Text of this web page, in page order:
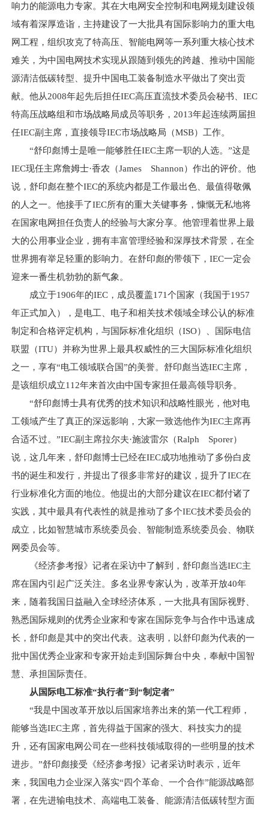
响力的能源电力专家。其在大电网安全控制和电网规划建设领
域有着深厚造诣，主持建设了一大批具有国际影响力的重大电
网工程，组织攻克了特高压、智能电网等一系列重大核心技术
难关，为中国电网技术实现从跟随到领先的跨越、推动中国能
源清洁低碳转型、提升中国电工装备制造水平做出了突出贡
献。他从2008年起先后担任IEC高压直流技术委员会秘书、IEC
特高压战略组和市场战略局成员等职务，2013年起连续两届担
任IEC副主席，直接领导IEC市场战略局（MSB）工作。
“舒印彪博士是唯一能够胜任IEC主席一职的人选。”这是
IEC现任主席詹姆士·香农（James Shannon）作出的评价。他
说，舒印彪在整个IEC的系统内都是工作最出色、最值得敬佩
的人之一。他接手了IEC所有的重大关键事务，慷慨无私地将
在国家电网担任负责人的经验与大家分享。他管理着世界上最
大的公用事业企业，拥有丰富管理经验和深厚技术背景，在全
世界拥有举足轻重的影响力。在舒印彪的带领下，IEC一定会
迎来一番生机勃勃的新气象。
成立于1906年的IEC，成员覆盖171个国家（我国于1957
年正式加入），是电工、电子和相关技术领域全球公认的标准
制定和合格评定机构，与国际标准化组织（ISO）、国际电信
联盟（ITU）并称为世界上最具权威性的三大国际标准化组织
之一，享有“电工领域联合国”的美誉。舒印彪当选IEC主席，
是该组织成立112年来首次由中国专家担任最高领导职务。
“舒印彪博士具有优秀的技术知识和战略性眼光，他对电
工领域产生了真正的深远影响，大家一致选他作为IEC主席再
合适不过。”IEC副主席拉尔夫·施波雷尔（Ralph Sporer）
说，这几年来，舒印彪博士已经在IEC成功地推动了多份白皮
书的诞生和发行，并提出了很多非常好的建议，提升了IEC在
行业标准化方面的地位。他提出的大部分建议在IEC都付诸了
实践，其中最具有代表性的就是推动了多个IEC技术委员会的
成立，比如智慧城市系统委员会、智能制造系统委员会、物联
网委员会等。
《经济参考报》记者在采访中了解到，舒印彪当选IEC主
席在国内引起广泛关注。多名业界专家认为，改革开放40年
来，随着我国日益融入全球经济体系，一大批具有国际视野、
熟悉国际规则的优秀企业家和专家在国际竞争与合作中迅速成
长，舒印彪是其中的突出代表。这表明，以舒印彪为代表的一
批中国优秀企业家和专家开始走到国际舞台中央，奉献中国智
慧、承担国际责任。
从国际电工标准“执行者”到“制定者”
“我是中国改革开放以后国家培养出来的第一代工程师，
能够当选IEC主席，首先得益于国家的强大、科技实力的提
升，还有国家电网公司在一些科技领域取得的一些明显的技术
进步。”舒印彪接受《经济参考报》记者采访时表示，近年
来，我国电力企业深入落实“四个革命、一个合作”能源战略部
署，在先进输电技术、高端电工装备、能源清洁低碳转型方面